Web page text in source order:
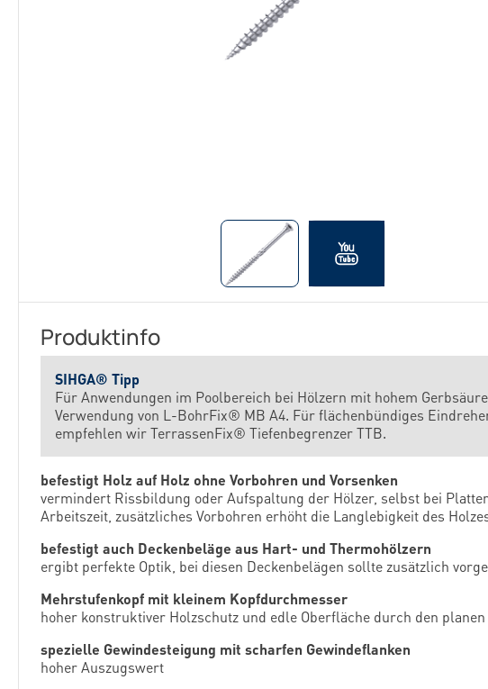
Produktinfo
SIHGA® Tipp
Für Anwendungen im Poolbereich bei Hölzern mit hohem
Verwendung von L-BohrFix® MB A4. Für flächenbündiges
empfehlen wir TerrassenFix® Tiefenbegrenzer TTB.
befestigt Holz auf Holz ohne Vorbohren und Vorsenken
vermindert Rissbildung oder Aufspaltung der Hölzer, selbst bei
Arbeitszeit, zusätzliches Vorbohren erhöht die Langlebigkeit des
befestigt auch Deckenbeläge aus Hart- und Thermohölzern
ergibt perfekte Optik, bei diesen Deckenbelägen sollte zusätzlich
Mehrstufenkopf mit kleinem Kopfdurchmesser
hoher konstruktiver Holzschutz und edle Oberfläche durch den
spezielle Gewindesteigung mit scharfen Gewindeflanken
hoher Auszugswert